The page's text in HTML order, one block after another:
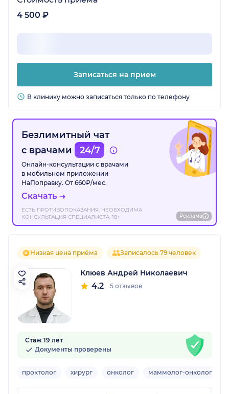
4 500 ₽
Записаться на прием
В клинику можно записаться только по телефону
Безлимитный чат
с врачами
24/7
Онлайн-консультации с врачами
в мобильном приложении
НаПоправку. От 660₽/мес.
Скачать
ЕСТЬ ПРОТИВОПОКАЗАНИЯ. НЕОБХОДИМА
КОНСУЛЬТАЦИЯ СПЕЦИАЛИСТА. 18+
Реклама
Низкая цена приёма Записалось 79 человек
Клюев Андрей Николаевич
4.2 5 отзывов
Стаж 19 лет
Документы проверены
проктолог хирург онколог маммолог-онколог